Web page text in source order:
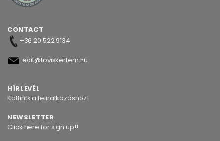
CONTACT
+36 20 522 9134
edit@toviskertem.hu
HÍRLEVÉL
Kattints a feliratkozáshoz!
NEWSLETTER
Click here for sign up!!